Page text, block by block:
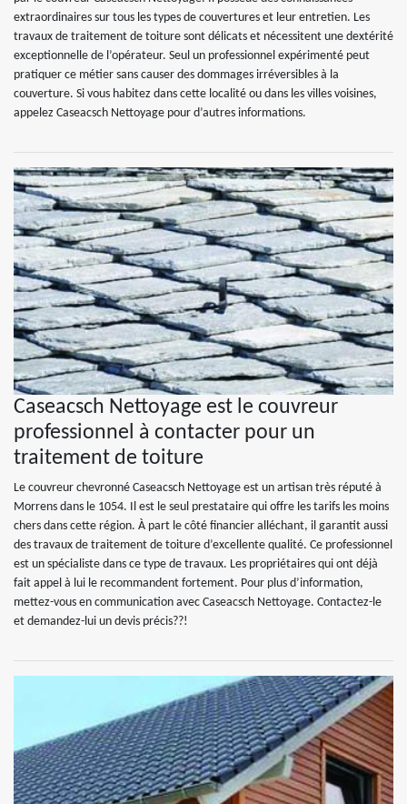
extraordinaires sur tous les types de couvertures et leur entretien. Les
travaux de traitement de toiture sont délicats et nécessitent une dextérité
exceptionnelle de l’opérateur. Seul un professionnel expérimenté peut
pratiquer ce métier sans causer des dommages irréversibles à la
couverture. Si vous habitez dans cette localité ou dans les villes voisines,
appelez Caseacsch Nettoyage pour d’autres informations.
Caseacsch Nettoyage est le couvreur
professionnel à contacter pour un
traitement de toiture
Le couvreur chevronné Caseacsch Nettoyage est un artisan très réputé à
Morrens dans le 1054. Il est le seul prestataire qui offre les tarifs les moins
chers dans cette région. À part le côté financier alléchant, il garantit aussi
des travaux de traitement de toiture d’excellente qualité. Ce professionnel
est un spécialiste dans ce type de travaux. Les propriétaires qui ont déjà
fait appel à lui le recommandent fortement. Pour plus d’information,
mettez-vous en communication avec Caseacsch Nettoyage. Contactez-le
et demandez-lui un devis précis??!